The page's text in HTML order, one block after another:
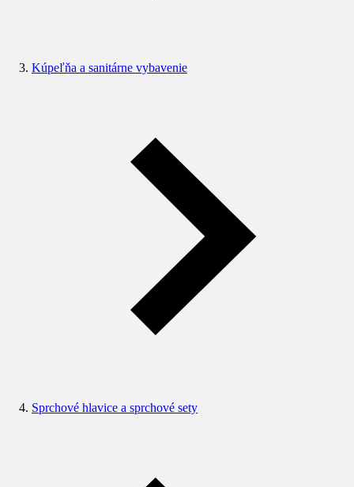
Kúpeľňa a sanitárne vybavenie
Sprchové hlavice a sprchové sety